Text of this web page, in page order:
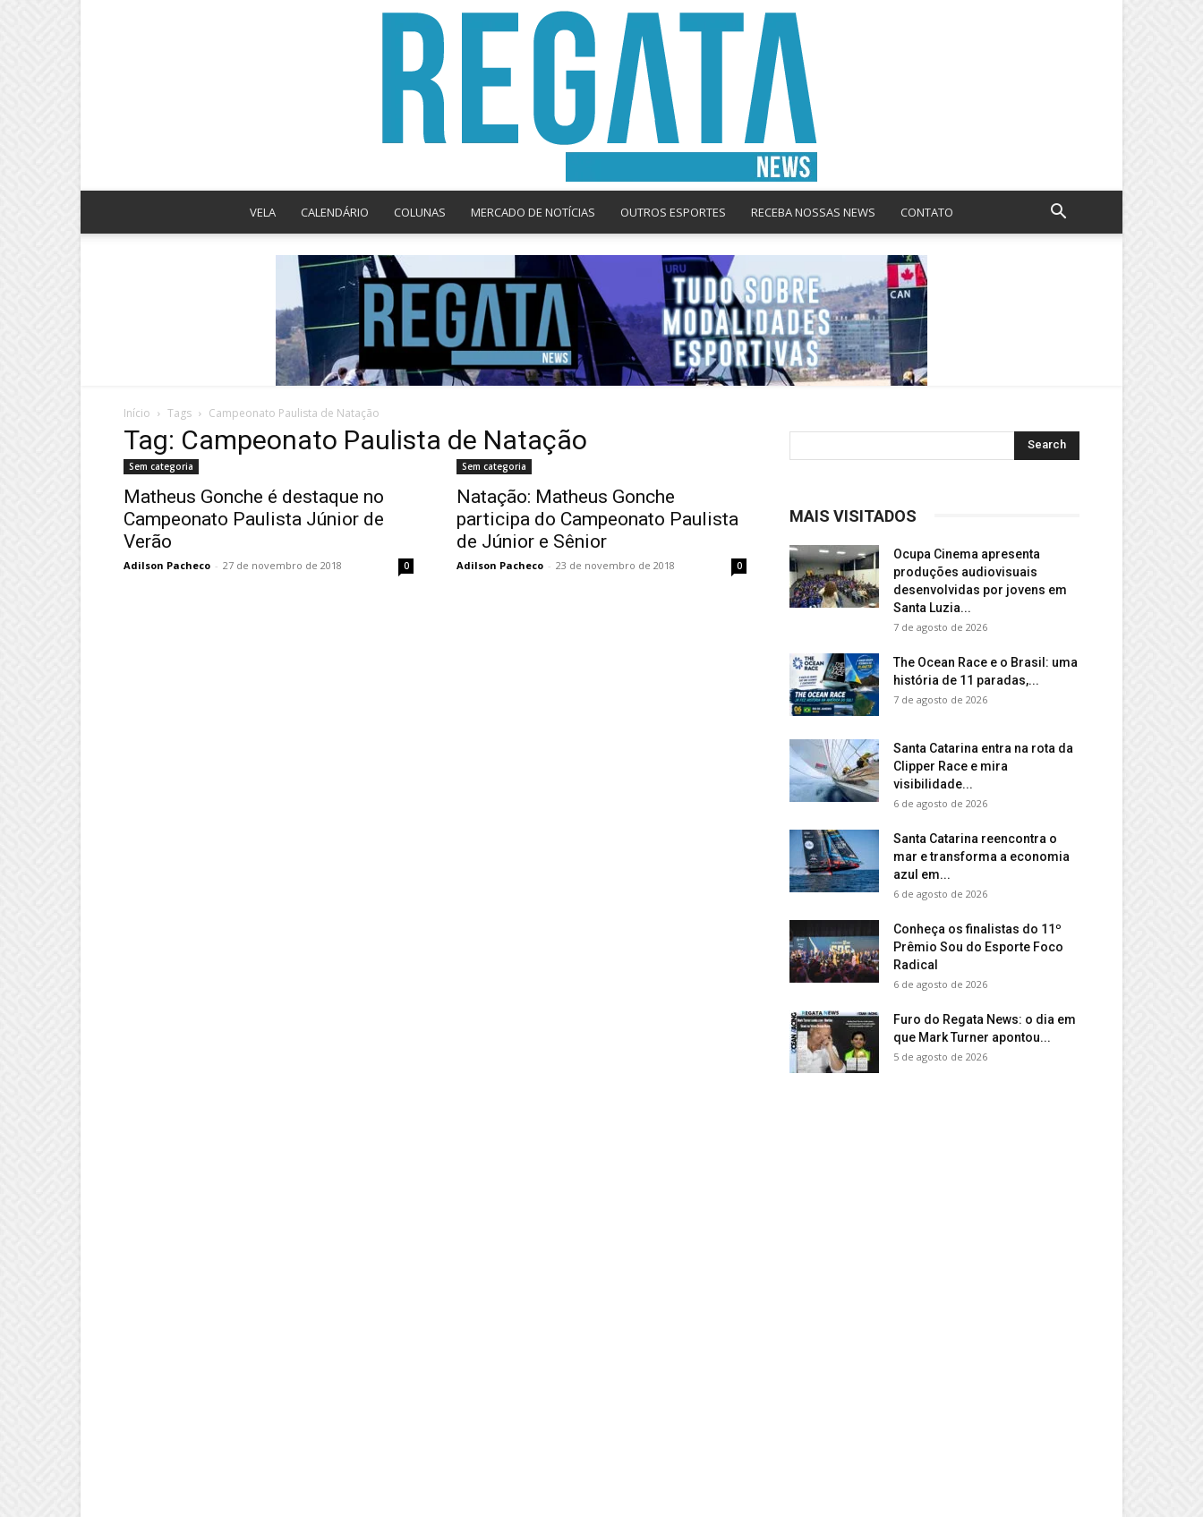
News
VELA CALENDÁRIO COLUNAS MERCADO DE NOTÍCIAS OUTROS ESPORTES RECEBA NOSSAS NEWS CONTATO
Início Tags Campeonato Paulista de Natação
Tag: Campeonato Paulista de Natação
Sem categoria
Matheus Gonche é destaque no
Campeonato Paulista Júnior de
Verão
Adilson Pacheco - 27 de novembro de 2018 0
Sem categoria
Natação: Matheus Gonche
participa do Campeonato Paulista
de Júnior e Sênior
Adilson Pacheco - 23 de novembro de 2018 0
MAIS VISITADOS
Ocupa Cinema apresenta
produções audiovisuais
desenvolvidas por jovens em
Santa Luzia...
7 de agosto de 2026
The Ocean Race e o Brasil: uma
história de 11 paradas,...
7 de agosto de 2026
Santa Catarina entra na rota da
Clipper Race e mira
visibilidade...
6 de agosto de 2026
Santa Catarina reencontra o
mar e transforma a economia
azul em...
6 de agosto de 2026
Conheça os finalistas do 11º
Prêmio Sou do Esporte Foco
Radical
6 de agosto de 2026
Furo do Regata News: o dia em
que Mark Turner apontou...
5 de agosto de 2026